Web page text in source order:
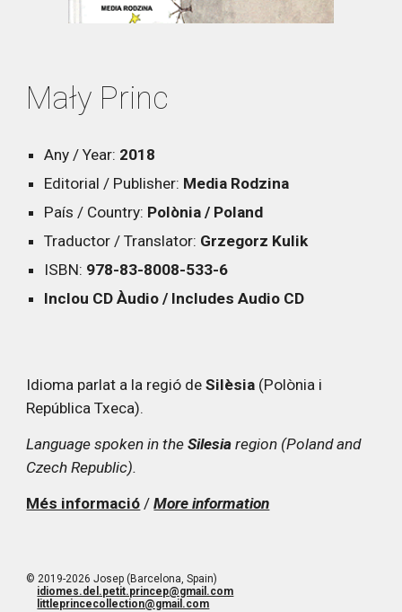
Mały Princ
Any / Year: 2018
Editorial / Publisher: Media Rodzina
País / Country: Polònia / Poland
Traductor / Translator: Grzegorz Kulik
ISBN: 978-83-8008-533-6
Inclou CD Àudio / Includes Audio CD
Idioma parlat a la regió deSilèsia (Polònia i
República Txeca).
Language spoken in theSilesiaregion (Poland and
Czech Republic).
Més informació /More information
© 2019-2026 Josep (Barcelona, Spain)
idiomes.del.petit.princep@gmail.com
littleprincecollection@gmail.com